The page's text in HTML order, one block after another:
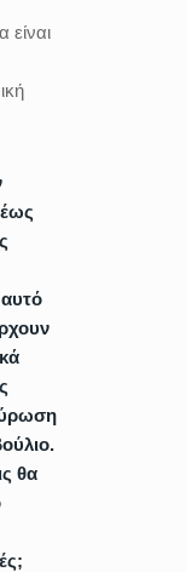
είναι
έως
θα